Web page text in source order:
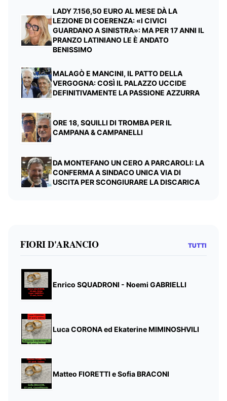
LADY 7.156,50 EURO AL MESE DÀ LA
LEZIONE DI COERENZA: «I CIVICI
GUARDANO A SINISTRA»: MA PER 17 ANNI IL
PRANZO LATINIANO LE È ANDATO
BENISSIMO
MALAGÒ E MANCINI, IL PATTO DELLA
VERGOGNA: COSÌ IL PALAZZO UCCIDE
DEFINITIVAMENTE LA PASSIONE AZZURRA
ORE 18, SQUILLI DI TROMBA PER IL
CAMPANA & CAMPANELLI
DA MONTEFANO UN CERO A PARCAROLI: LA
CONFERMA A SINDACO UNICA VIA DI
USCITA PER SCONGIURARE LA DISCARICA
FIORI D'ARANCIO TUTTI
Enrico SQUADRONI - Noemi GABRIELLI
Luca CORONA ed Ekaterine MIMINOSHVILI
Matteo FIORETTI e Sofia BRACONI